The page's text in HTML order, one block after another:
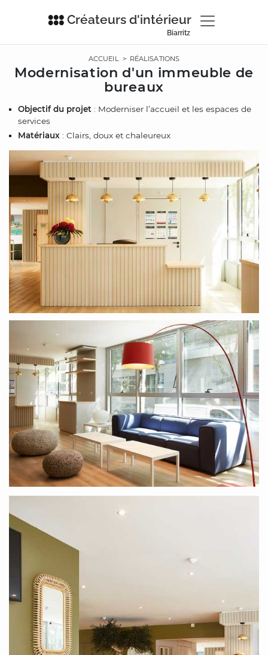
Créateurs d'intérieur
Biarritz
ACCUEIL> RÉALISATIONS
Modernisation d'un immeuble de
bureaux
Objectif du projet : Moderniser l’accueil et les espaces de
services
Matériaux : Clairs, doux et chaleureux